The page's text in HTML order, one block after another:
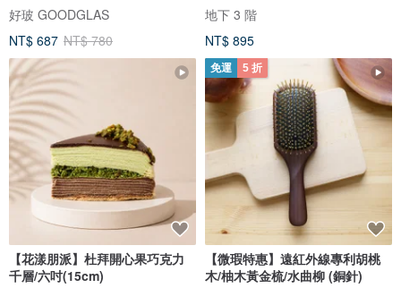
好玻 GOODGLAS
NT$ 687 NT$ 780
地下 3 階
NT$ 895
【花漾朋派】杜拜開心果巧克力
千層/六吋(15cm)
免運 5 折
【微瑕特惠】遠紅外線專利胡桃
木/柚木黃金梳/水曲柳 (銅針)